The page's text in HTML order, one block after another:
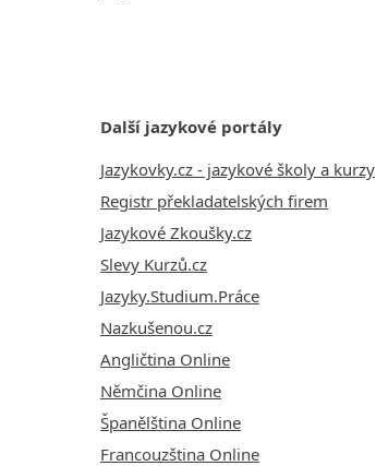
Další jazykové portály
Jazykovky.cz - jazykové školy a kurzy
Registr překladatelských firem
Jazykové Zkoušky.cz
Slevy Kurzů.cz
Jazyky.Studium.Práce
Nazkušenou.cz
Angličtina Online
Němčina Online
Španělština Online
Francouzština Online